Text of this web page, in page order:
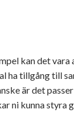
kan det
ha tillgång till
är det
ni kunna styra